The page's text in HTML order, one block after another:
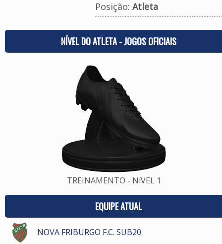
Posição: Atleta
NÍVEL DO ATLETA - JOGOS OFICIAIS
TREINAMENTO - NíVEL 1
EQUIPE ATUAL
NOVA FRIBURGO F.C. SUB20